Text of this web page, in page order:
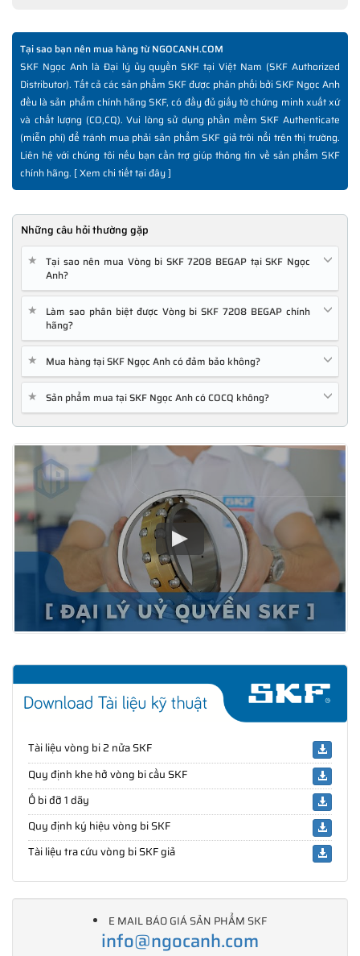
Tại sao bạn nên mua hàng từ NGOCANH.COM
SKF Ngọc Anh là Đại lý ủy quyền SKF tại Việt Nam (SKF Authorized
Distributor). Tất cả các sản phẩm SKF được phân phối bởi SKF Ngọc Anh
đều là sản phẩm chính hãng SKF, có đầy đủ giấy tờ chứng minh xuất xứ
và chất lượng (CO,CQ). Vui lòng sử dụng phần mềm SKF Authenticate
(miễn phí) để tránh mua phải sản phẩm SKF giả trôi nổi trên thị trường.
Liên hệ với chúng tôi nếu bạn cần trợ giúp thông tin về sản phẩm SKF
chính hãng. [Xem chi tiết tại đây]
Những câu hỏi thường gặp
★
Tại sao nên mua Vòng bi SKF 7208 BEGAP tại SKF Ngọc
Anh?
★
Làm sao phân biệt được Vòng bi SKF 7208 BEGAP chính
hãng?
★ Mua hàng tại SKF Ngọc Anh có đảm bảo không?
★ Sản phẩm mua tại SKF Ngọc Anh có COCQ không?
Tài liệu vòng bi 2 nửa SKF
Quy định khe hở vòng bi cầu SKF
Ổ bi đỡ 1 dãy
Quy định ký hiệu vòng bi SKF
Tài liệu tra cứu vòng bi SKF giả
E MAIL BÁO GIÁ SẢN PHẨM SKF
info@ngocanh.com